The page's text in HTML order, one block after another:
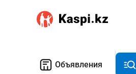
Объявления